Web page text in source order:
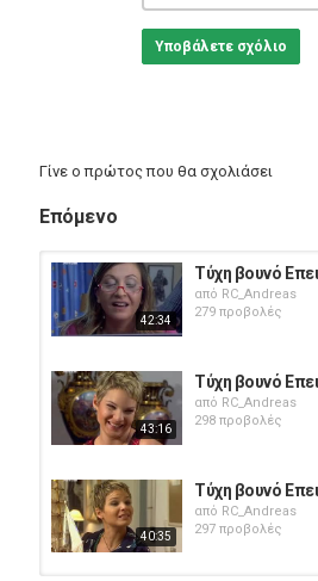
Υποβάλετε σχόλιο
Γίνε ο πρώτος που θα σχολιάσει
Επόμενο
42:34
Τύχη βουνό
από RC_Andreas
279 προβολές
43:16
Τύχη βουνό
από RC_Andreas
298 προβολές
40:35
Τύχη βουνό
από RC_Andreas
297 προβολές